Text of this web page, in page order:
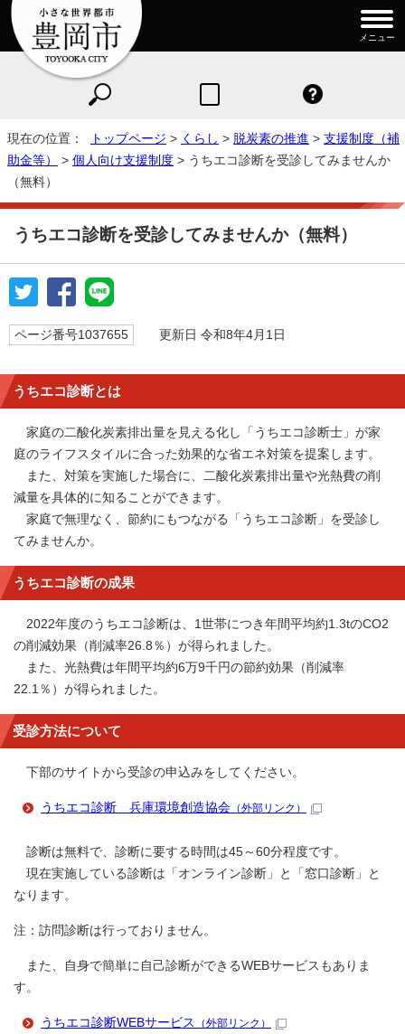
メニュー
現在の位置： トップページ > くらし > 脱炭素の推進 > 支援制度（補
助金等）
> 個人向け支援制度 > うちエコ診断を受診してみませんか
（無料）
うちエコ診断を受診してみませんか（無料）
ページ番号1037655 更新日 令和8年4月1日
うちエコ診断とは
家庭の二酸化炭素排出量を見える化し「うちエコ診断士」が家
庭のライフスタイルに合った効果的な省エネ対策を提案します。
また、対策を実施した場合に、二酸化炭素排出量や光熱費の削
減量を具体的に知ることができます。
家庭で無理なく、節約にもつながる「うちエコ診断」を受診し
てみませんか。
うちエコ診断の成果
2022年度のうちエコ診断は、1世帯につき年間平均約1.3tのCO2
の削減効果（削減率26.8％）が得られました。
また、光熱費は年間平均約6万9千円の節約効果（削減率
22.1％）が得られました。
受診方法について
下部のサイトから受診の申込みをしてください。
うちエコ診断 兵庫環境創造協会 （外部リンク）
診断は無料で、診断に要する時間は45～60分程度です。
現在実施している診断は「オンライン診断」と「窓口診断」と
なります。
注：訪問診断は行っておりません。
また、自身で簡単に自己診断ができるWEBサービスもありま
す。
うちエコ診断WEBサービス （外部リンク）